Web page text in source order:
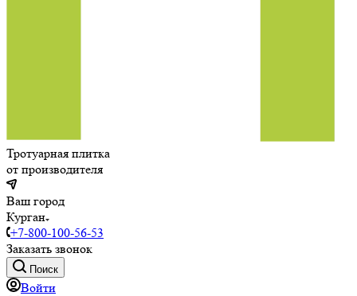
Тротуарная плитка
от производителя
Ваш город
Курган
+7-800-100-56-53
Заказать звонок
Поиск
Войти